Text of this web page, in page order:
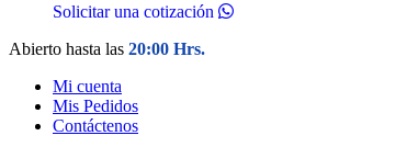
Solicitar una cotización
Abierto hasta las 20:00 Hrs.
Mi cuenta
Mis Pedidos
Contáctenos